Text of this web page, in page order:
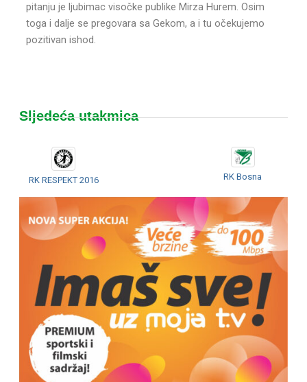
pitanju je ljubimac visočke publike Mirza Hurem. Osim
toga i dalje se pregovara sa Gekom, a i tu očekujemo
pozitivan ishod.
Sljedeća utakmica
RK RESPEKT 2016 RK Bosna